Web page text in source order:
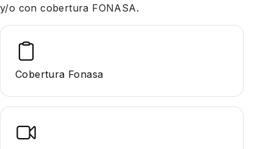
y/o con cobertura FONASA.
Cobertura Fonasa